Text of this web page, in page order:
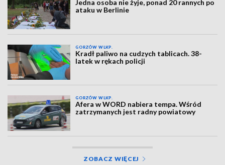
Jedna osoba nie żyje, ponad 20 rannych po
ataku w Berlinie
GORZÓW WLKP.
Kradł paliwo na cudzych tablicach. 38-
latek w rękach policji
GORZÓW WLKP.
Afera w WORD nabiera tempa. Wśród
zatrzymanych jest radny powiatowy
ZOBACZ WIĘCEJ